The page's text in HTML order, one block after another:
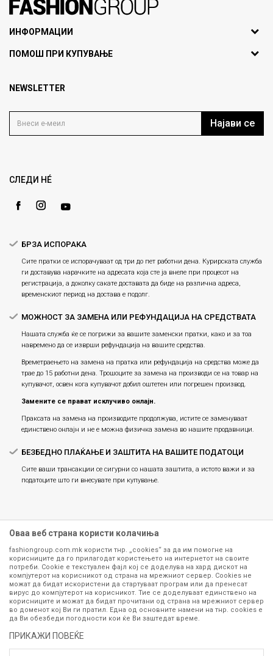
ИНФОРМАЦИИ
За нас
Продавници
Блог
Gift Card
ПОМОШ ПРИ КУПУВАЊЕ
Политика на приватност
Како да купите
Замена и рефундација на производи
NEWSLETTER
Најави се
СЛЕДИ НÉ
БРЗА ИСПОРАКА
Сите пратки се испорачуваат од три до пет работни дена. Курирската служба
ги доставува нарачките на адресата која сте ја внеле при процесот на
регистрација, а доколку сакате доставата да биде на различна адреса,
временскиот период на достава е подолг.
МОЖНОСТ ЗА ЗАМЕНА ИЛИ РЕФУНДАЦИЈА НА СРЕДСТВАТА
Нашата служба ќе се погрижи за вашите заменски пратки, како и за тоа
навремено да се изврши рефундација на вашите средства.
Времетраењето на замена на пратка или рефундацијa на средства може да
трае до 15 работни дена. Трошоците за замена на производи се на товар на
купувачот, освен кога купувачот добил оштетен или погрешен производ.
Замените се прават исклучиво онлајн.
Праксата на замена на производите продолжува, истите се заменуваат
единствено онлајн и не е можна физичка замена во нашите продавници.
БЕЗБЕДНО ПЛАЌАЊЕ И ЗАШТИТА НА ВАШИТЕ ПОДАТОЦИ
Сите ваши трансакции се сигурни со нашата заштита, а истото важи и за
податоците што ги внесувате при купување.
Сите информации околу производите кои се изложени на нашата
онлајн продавница се стремиме да бидат конкретни, точни и прецизни,
меѓутоа не можеме да гарантираме дека се без ниту една грешка или
пак дека сите производи во моментот се достапни на залиха.
Фотографиите се најверодостојниот приказ на производот. Доколку
Оваа веб страна користи колачиња
fashiongroup.com.mk користи тнр. „cookies“ за да им помогне на
корисниците да го прилагодат користењето на интернетот на своите
потреби. Cookie е текстуален фајл кој се доделува на хард дискот на
компјутерот на корисникот од страна на мрежниот сервер. Cookies не
можат да бидат искористени да стартуваат програм или да пренесат
вирус до компјутерот на корисникот. Тие се доделуваат единствено на
корисниците и можат да бидат прочитани од страна на мрежниот сервер
во доменот кој Ви ги пратил. Една од основните намени на тнр. сookies е
да Ви обезбеди погодности кои ќе Ви заштедат време.
ПРИКАЖИ ПОВЕЌЕ